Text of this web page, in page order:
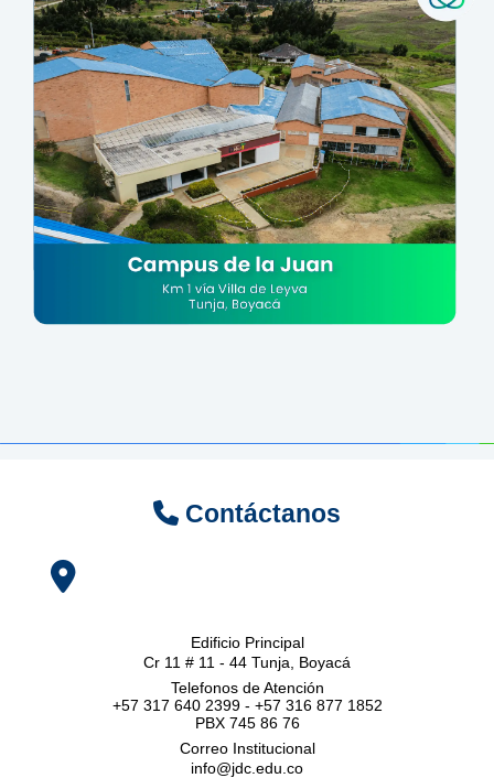
Contáctanos
Edificio Principal
Cr 11 # 11 - 44 Tunja, Boyacá
Telefonos de Atención
+57 317 640 2399 - +57 316 877 1852
PBX 745 86 76
Correo Institucional
info@jdc.edu.co